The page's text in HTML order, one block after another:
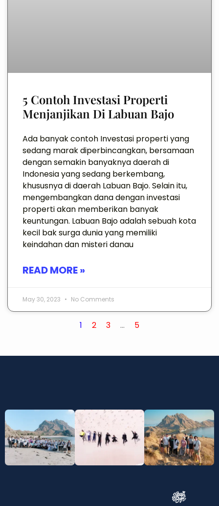
5 Contoh Investasi Properti
Menjanjikan Di Labuan Bajo
Ada banyak contoh Investasi properti yang
sedang marak diperbincangkan, bersamaan
dengan semakin banyaknya daerah di
Indonesia yang sedang berkembang,
khususnya di daerah Labuan Bajo. Selain itu,
mengembangkan dana dengan investasi
properti akan memberikan banyak
keuntungan. Labuan Bajo adalah sebuah kota
kecil bak surga dunia yang memiliki
keindahan dan misteri danau
READ MORE »
May 30, 2023 No Comments
1 2 3 … 5